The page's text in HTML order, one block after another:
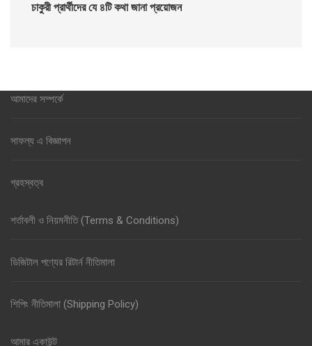
চাকুরী প্রার্থীদের যে ৪টি কথা জানা প্রয়োজন
আমাদের সম্পর্কে
সাফল্য এ বিজ্ঞাপন
গ্রহস্বত্ব
শর্তাবলী ও নিয়মনীতি (Terms & Conditions)
ডিজিটাল পণ্যের রিটার্ন নীতিমালা
শিপিং নীতিমালা (Shipping Policy)
আমার একাউন্ট